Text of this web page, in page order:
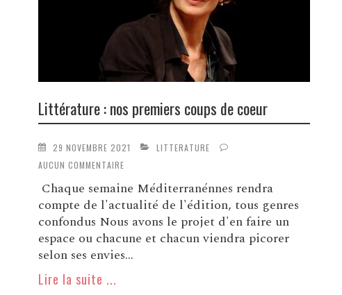
Littérature : nos premiers coups de coeur
29 NOVEMBRE 2021
LITTERATURE
AUCUN COMMENTAIRE
Chaque semaine Méditerranénnes rendra
compte de l'actualité de l'édition, tous genres
confondus Nous avons le projet d'en faire un
espace ou chacune et chacun viendra picorer
selon ses envies...
Lire la suite ...